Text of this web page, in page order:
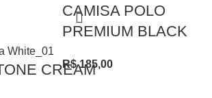
CAMISA POLO
PREMIUM BLACK
R$185,00
CREAM